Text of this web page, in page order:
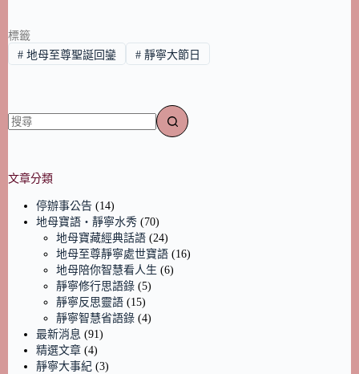
標籤
#地母至尊聖誕回鑾 #靜寧大節日
文章分類
停辦事公告 (14)
地母寶語‧靜寧水秀 (70)
地母寶藏經典話語 (24)
地母至尊靜寧處世寶語 (16)
地母陪你智慧看人生 (6)
靜寧修行思語錄 (5)
靜寧反思靈語 (15)
靜寧智慧省語錄 (4)
最新消息 (91)
精選文章 (4)
靜寧大事紀 (3)